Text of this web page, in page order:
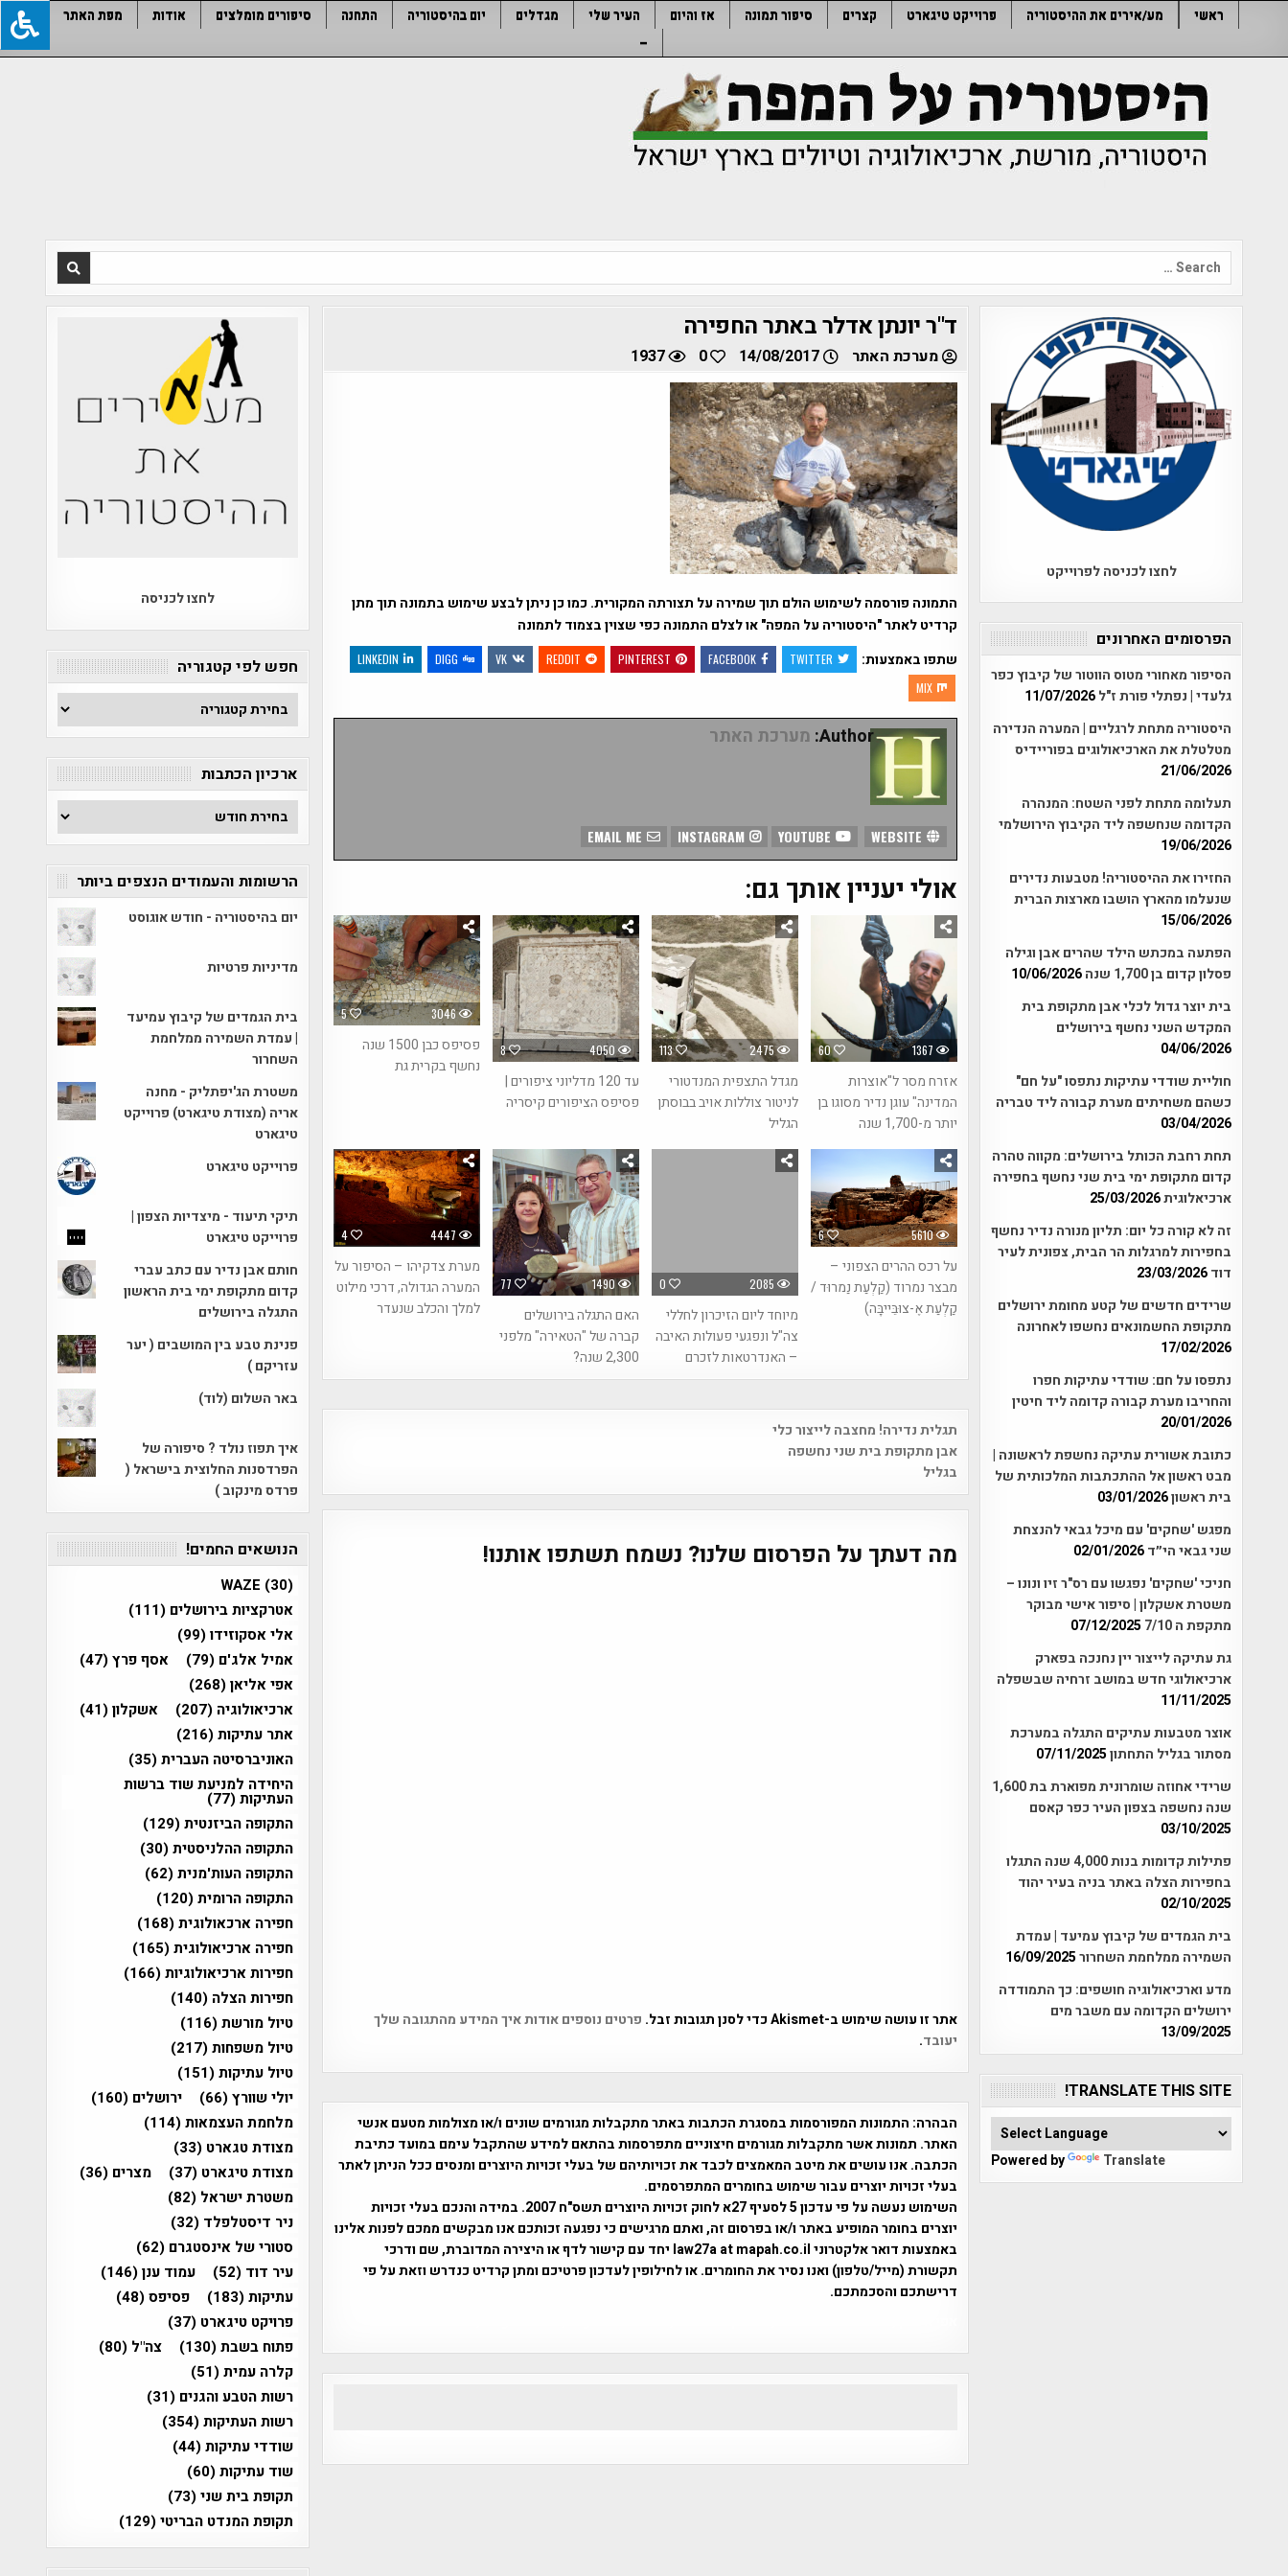
ראשי מע/אירים את ההיסטוריה פרוייקט טיגארט קצרים סיפור תמונה אז והיום העיר שלי מגדלים יום בהיסטוריה התחנה סיפורים מומלצים אודות
מפת האתר
–
Search
for:
ד"ר יונתן אדלר באתר החפירה
מערכת האתר 14/08/2017
0
1937
התמונה פורסמה לשימוש הולם תוך שמירה על תצורתה המקורית. כמו כן ניתן לבצע שימוש בתמונה תוך מתן
קרדיט לאתר "היסטוריה על המפה" או לצלם התמונה כפי שצוין בצמוד לתמונה
שתפו באמצעות:
TWITTER
FACEBOOK
PINTEREST
REDDIT
VK
DIGG
LINKEDIN
MIX
Author: מערכת האתר
INSTAGRAM
אולי יעניין אותך גם:
5 3046
פסיפס כבן 1500 שנה
נחשף בקרית גת
8 4050
עד 120 מדליוני ציפורים |
פסיפס הציפורים קיסריה
113 2475
מגדל התצפית המנדטורי
לניטור צוללות אויב בבוסתן
הגליל
60 1367
אזרח מסר ל"אוצרות
המדינה" עוגן נדיר מסוגו בן
יותר מ-1,700 שנה
4 4447
מערת צדקיהו – הסיפור על
המערה הגדולה, דרכי מילוט
למלך והכלב שנעדר
77 1490
האם התגלה בירושלים
קברה של "הטאירה" מלפני
2,300 שנה?
0 2085
מיוחד ליום הזיכרון לחללי
צה"ל ונפגעי פעולות האיבה
– האנדרטאות לזכרם
6 5610
על רכס ההרים הצפוני –
מבצר נמרוד (קַלְעַת נַמרוּד /
קַלְעַת אֶ-צוּבֵּייבָּה)
Post
navigation
תגלית נדירה! מחצבה לייצור כלי
אבן מתקופת בית שני נחשפה
בגליל
מה דעתך על הפרסום שלנו? נשמח תשתפו אותנו!
אתר זו עושה שימוש ב-Akismet כדי לסנן תגובות זבל.
פרטים נוספים אודות איך המידע מהתגובה שלך
יעובד.
הבהרה: התמונות המפורסמות במסגרת הכתבות באתר מתקבלות מגורמים שונים ו/או מצולמות מטעם אנשי
האתר. תמונות אשר מתקבלות מגורמים חיצוניים מתפרסמות בהתאם למידע שהתקבל עימם במועד כתיבת
הכתבה. אנו עושים את מיטב המאמצים לכבד את זכויותיהם של בעלי זכויות היוצרים ומנסים ככל הניתן לאתר
בעלי זכויות יוצרים עבור שימוש בחומרים המתפרסמים.
השימוש נעשה על פי עדכון 5 לסעיף 27א לחוק זכויות היוצרים תשס"ח 2007. במידה והנכם בעלי זכויות
יוצרים בחומר המופיע באתר ו/או בפרסום זה, ואתם מרגישים כי נפגעה זכותכם אנו מבקשים ממכם לפנות אלינו
באמצעות דואר אלקטרוני law27a at mapah.co.il יחד עם קישור לדף או היצירה המדוברת, שם ודרכי
תקשורת (מייל/טלפון) ואנו נסיר את החומרים. או לחילופין לעדכון פרטיכם ומתן קרדיט כנדרש וזאת על פי
דרישתכם והסכמתכם.
לחצו לכניסה לפרוייקט
הפרסומים האחרונים
הסיפור מאחורי מטוס הווטור של קיבוץ כפר
גלעדי | נפתלי פורת ז"ל11/07/2026
היסטוריה מתחת לרגליים | המערה הנדירה
מטלטלת את הארכיאולוגים בפוריידיס
21/06/2026
תעלומה מתחת לפני השטח: המנהרה
הקדומה שנחשפה ליד הקיבוץ הירושלמי
19/06/2026
החזירו את ההיסטוריה! מטבעות נדירים
שנעלמו מהארץ הושבו מארצות הברית
15/06/2026
הפתעה במכתש הילד שהרים אבן וגילה
פסלון קדום בן 1,700 שנה
10/06/2026
בית יוצר גדול לכלי אבן מתקופת בית
המקדש השני נחשף בירושלים
04/06/2026
חוליית שודדי עתיקות נתפסו "על חם"
כשהם משחיתים מערת קבורה ליד טבריה
03/04/2026
תחת רחבת הכותל בירושלים: מקווה טהרה
קדום מתקופת ימי בית שני נחשף בחפירה
ארכיאלוגית25/03/2026
זה לא קורה כל יום: תליון מנורה נדיר נחשף
בחפירות למרגלות הר הבית, צפונית לעיר
דוד23/03/2026
שרידים חדשים של קטע מחומת ירושלים
מתקופת החשמונאים נחשפו לאחרונה
17/02/2026
נתפסו על חם: שודדי עתיקות חפרו
והחריבו מערת קבורה קדומה ליד חיטין
20/01/2026
כתובת אשורית עתיקה נחשפת לראשונה |
מבט ראשון אל ההתכתבות המלכותית של
בית ראשון03/01/2026
מפגש 'שחקים' עם מיכל גבאי להנצחת
שני גבאי הי״ד02/01/2026
חניכי 'שחקים' נפגשו עם רס"ר זיו ונונו –
משטרת אשקלון | סיפור אישי מבוקר
מתקפת ה 7/10
07/12/2025
גת עתיקה לייצור יין נחנכה בפארק
ארכיאולוגי חדש במושב זרחיה שבשפלה
11/11/2025
אוצר מטבעות עתיקים התגלה במערכת
מסתור בגליל התחתון07/11/2025
שרידי אחוזה שומרונית מפוארת בת 1,600
שנה נחשפה בצפון העיר כפר קאסם
03/10/2025
פתילות קדומות בנות 4,000 שנה התגלו
בחפירות הצלה באתר בניה בעיר יהוד
02/10/2025
בית הגמדים של קיבוץ עמיעד | עמדת
השמירה ממלחמת השחרור16/09/2025
מדע וארכיאולוגיה חושפים: כך התמודדה
ירושלים הקדומה עם משבר מים
13/09/2025
TRANSLATE THIS SITE!
Powered by Translate
לחצו לכניסה
חפש לפי קטגוריה
חפש
לפי
קטגוריה
ארכיון הכתבות
ארכיון
הכתבות
הרשומות והעמודים הנצפים ביותר
יום בהיסטוריה - חודש אוגוסט
מדיניות פרטיות
בית הגמדים של קיבוץ עמיעד
| עמדת השמירה ממלחמת
השחרור
משטרת הג'יפתליק - מחנה
אריה (מצודת טיגארט) פרוייקט
טיגארט
פרוייקט טיגארט
תיקי תיעוד - מיצדיות הצפון |
פרוייקט טיגארט
חותם אבן נדיר עם כתב עברי
קדום מתקופת ימי בית הראשון
התגלה בירושלים
פנינת טבע בין המושבים ( יער
עזריקם )
באר השלום (לוד)
איך תפוז נולד ? סיפורה של
הפרדסנות החלוצית בישראל (
פרדס מינקוב )
הנושאים החמים!
WAZE (30)
אטרקציות בירושלים (111)
אלי אסקוזידו(99)
אמיל אלג'ם (79) אסף פרץ(47)
אפי אליאן(268)
ארכיאולוגיה (207) אשקלון(41)
אתר עתיקות(216)
האוניברסיטה העברית(35)
היחידה למניעת שוד ברשות
העתיקות(77)
התקופה הביזנטית(129)
התקופה ההלניסטית(30)
התקופה העות'מנית(62)
התקופה הרומית(120)
חפירה ארכאולוגית(168)
חפירה ארכיאולוגית(165)
חפירות ארכיאולוגיות(166)
חפירות הצלה (140)
טיול מורשת(116)
טיול משפחות(217)
טיול עתיקות(151)
יולי שוורץ(66) ירושלים (160)
מלחמת העצמאות(114)
מצודת טגארט (33)
מצודת טיגארט (37) מצרים (36)
משטרת ישראל (82)
ניר דיסטלפלד (32)
סטורי של אינסטגרם (62)
עיר דוד (52) עמוד ענן(146)
עתיקות(183) פסיפס(48)
פרויקט טיגארט (37)
פתוח בשבת(130) צה"ל (80)
קלרה עמית(51)
רשות הטבע והגנים (31)
רשות העתיקות(354)
שודדי עתיקות(44)
שוד עתיקות(60)
תקופת בית שני(73)
תקופת המנדט הבריטי(129)